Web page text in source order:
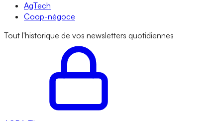
AgTech
Coop-négoce
Tout l'historique de vos newsletters quotidiennes